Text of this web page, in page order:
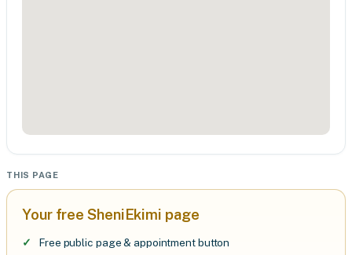
THIS PAGE
Your free SheniEkimi page
Free public page & appointment button